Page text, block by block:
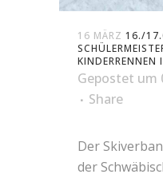
16 MÄRZ 16./
Gepostet um
Share
Der
der